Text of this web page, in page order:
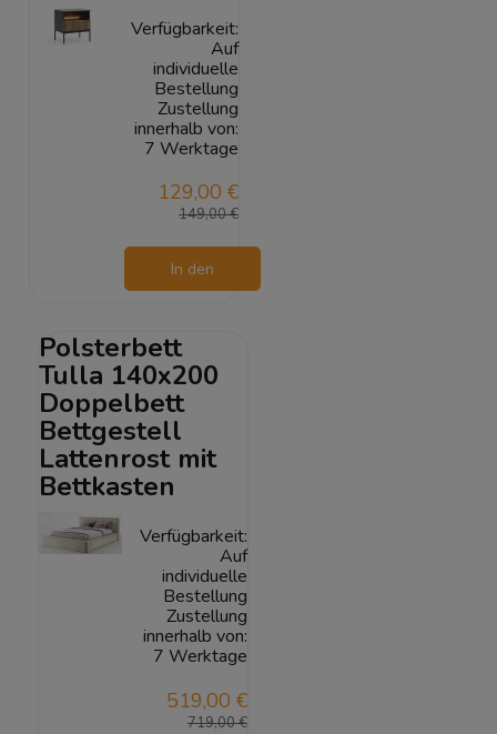
Verfügbarkeit:
Auf
individuelle
Bestellung
Zustellung
innerhalb von:
7 Werktage
129,00 €
149,00 €
In den
Polsterbett
Tulla 140x200
Doppelbett
Bettgestell
Lattenrost mit
Bettkasten
Verfügbarkeit:
Auf
individuelle
Bestellung
Zustellung
innerhalb von:
7 Werktage
519,00 €
719,00 €